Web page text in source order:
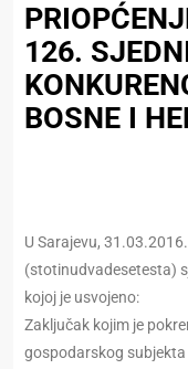
126.
BOSNE I
U Sarajevu,
(stotinudvadesetesta)
kojoj je usvojeno:
Zaključak kojim je
gospodarskog subjekta